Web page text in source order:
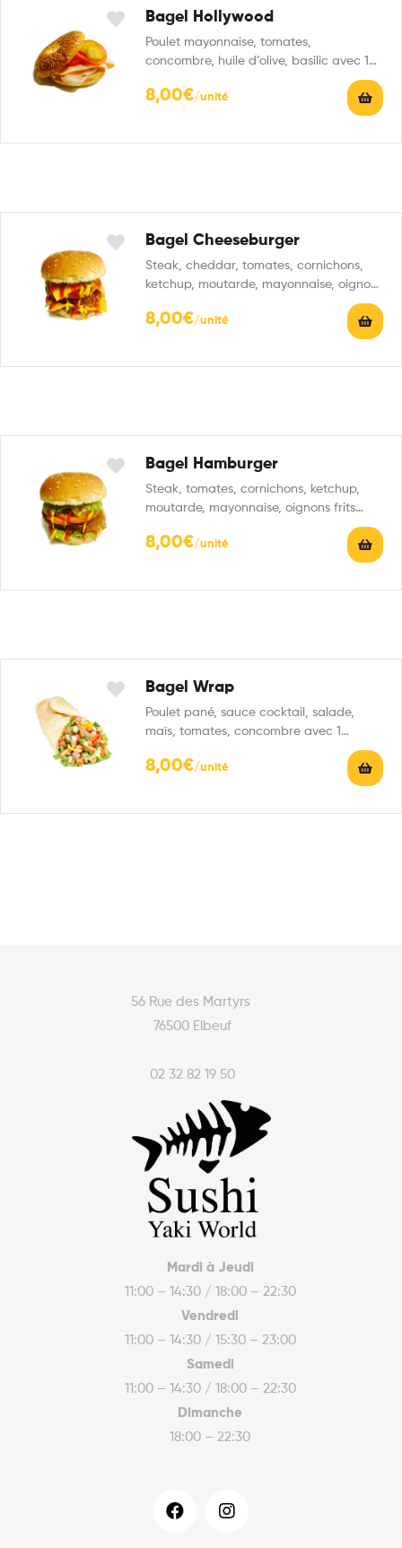
Bagel Hollywood
Poulet mayonnaise, tomates,
concombre, huile d’olive, basilic avec 1
8,00€
Bagel Cheeseburger
Steak, cheddar, tomates, cornichons,
ketchup, moutarde, mayonnaise, oignons
8,00€
Bagel Hamburger
Steak, tomates, cornichons, ketchup,
moutarde, mayonnaise, oignons frits
8,00€
Bagel Wrap
Poulet pané, sauce cocktail, salade,
maïs, tomates, concombre avec 1
8,00€
56 Rue des Martyrs
76500 Elbeuf
02 32 82 19 50
Mardi à Jeudi
11:00 – 14:30 / 18:00 – 22:30
Vendredi
11:00 – 14:30 / 15:30 – 23:00
Samedi
11:00 – 14:30 / 18:00 – 22:30
Dimanche
18:00 – 22:30